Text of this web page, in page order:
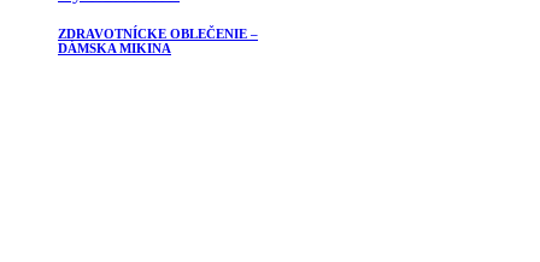
ZDRAVOTNÍCKE OBLEČENIE –
DÁMSKA MIKINA